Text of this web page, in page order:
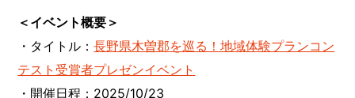
＜イベント概要＞
・タイトル：長野県木曽郡を巡る！地域体験プランコン
テスト受賞者プレゼンイベント
・開催日程：2025/10/23